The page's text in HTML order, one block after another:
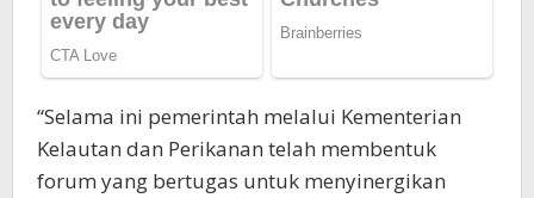
“Selama ini pemerintah melalui Kementerian
Kelautan dan Perikanan telah membentuk
forum yang bertugas untuk menyinergikan